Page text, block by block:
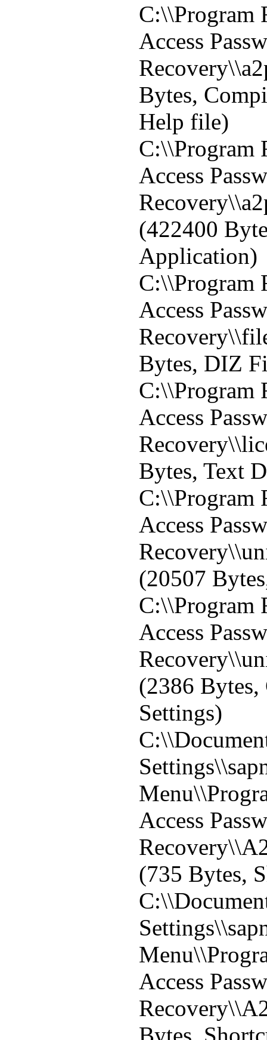
C:\\Program
Access
Bytes,
Help file)
C:\\Program
Access
(422400
Application)
C:\\Program
Access
Bytes, DIZ
C:\\Program
Access
Bytes, Text
C:\\Program
Access
(20507
C:\\Program
Access
(2386
Settings)
Access
(735 Bytes,
Access
Bytes,